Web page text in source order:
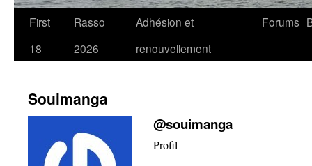
First
18
Rasso
2026
Adhésion et
renouvellement
Forums
Souimanga
@souimanga
Profil